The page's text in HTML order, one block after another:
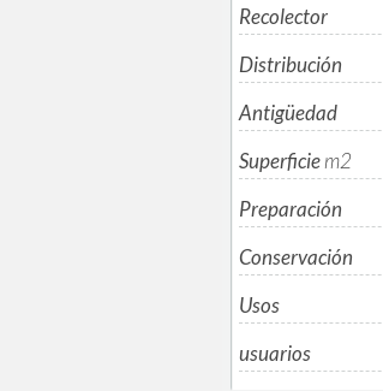
Recolector
Distribución
Antigüedad
Superficiem2
Preparación
Conservación
Usos
usuarios